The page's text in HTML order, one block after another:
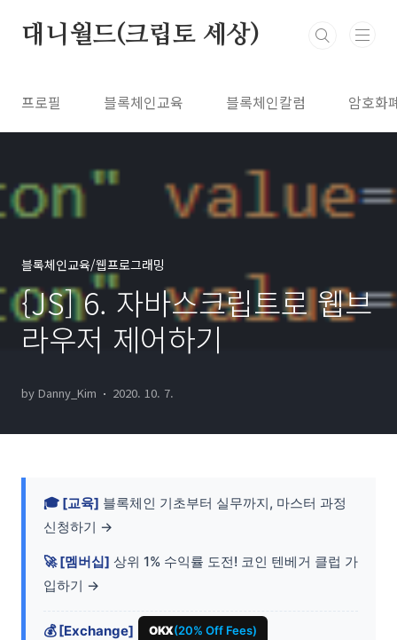
대니월드(크립토 세상)
프로필 블록체인교육 블록체인칼럼 암호화
블록체인교육/웹프로그래밍
{JS] 6. 자바스크립트로 웹브
라우저 제어하기
by Danny_Kim 2020. 10. 7.
🎓 [교육] 블록체인 기초부터 실무까지, 마스터 과정
신청하기 →
🚀 [멤버십] 상위 1% 수익률 도전! 코인 텐베거 클럽 가
입하기 →
💰 [Exchange] OKX(20% Off Fees)